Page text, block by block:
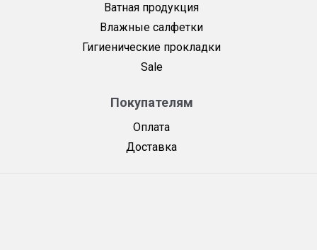
Ватная продукция
Влажные салфетки
Гигиенические прокладки
Sale
Покупателям
Оплата
Доставка